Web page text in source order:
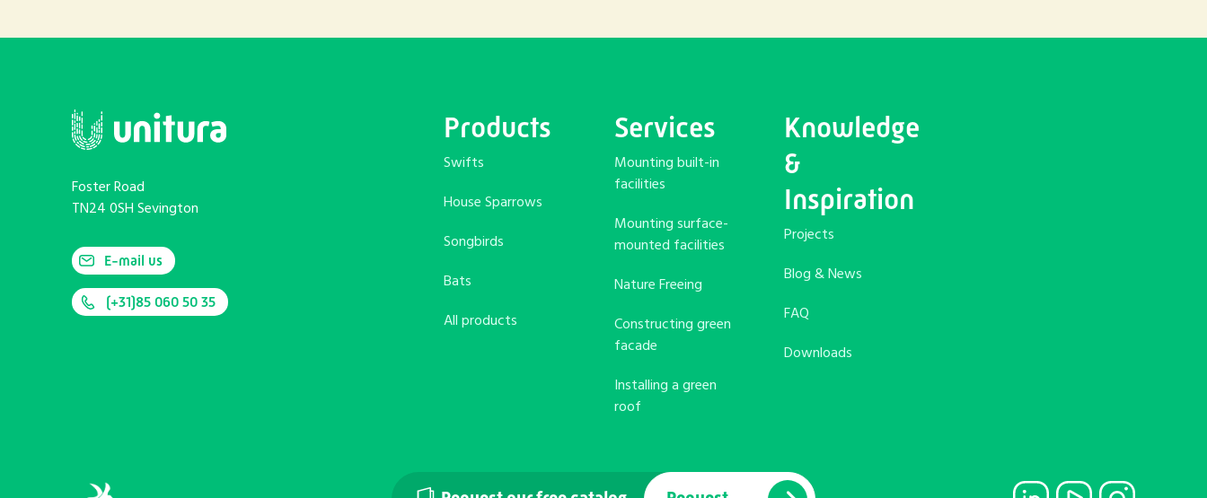
Foster Road
TN24 0SH Sevington
E-mail us
(+31)85 060 50 35
Products
Swifts
House Sparrows
Songbirds
Bats
All products
Services
Mounting built-in
facilities
Mounting surface-
mounted facilities
Nature Freeing
Constructing green
facade
Installing a green
roof
Knowledge
&
Inspiration
Projects
Blog & News
FAQ
Downloads